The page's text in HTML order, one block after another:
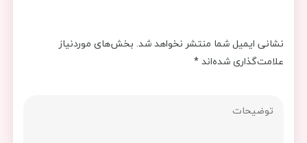
نشانی ایمیل شما منتشر نخواهد شد. بخش‌های موردنیاز
علامت‌گذاری شده‌اند*